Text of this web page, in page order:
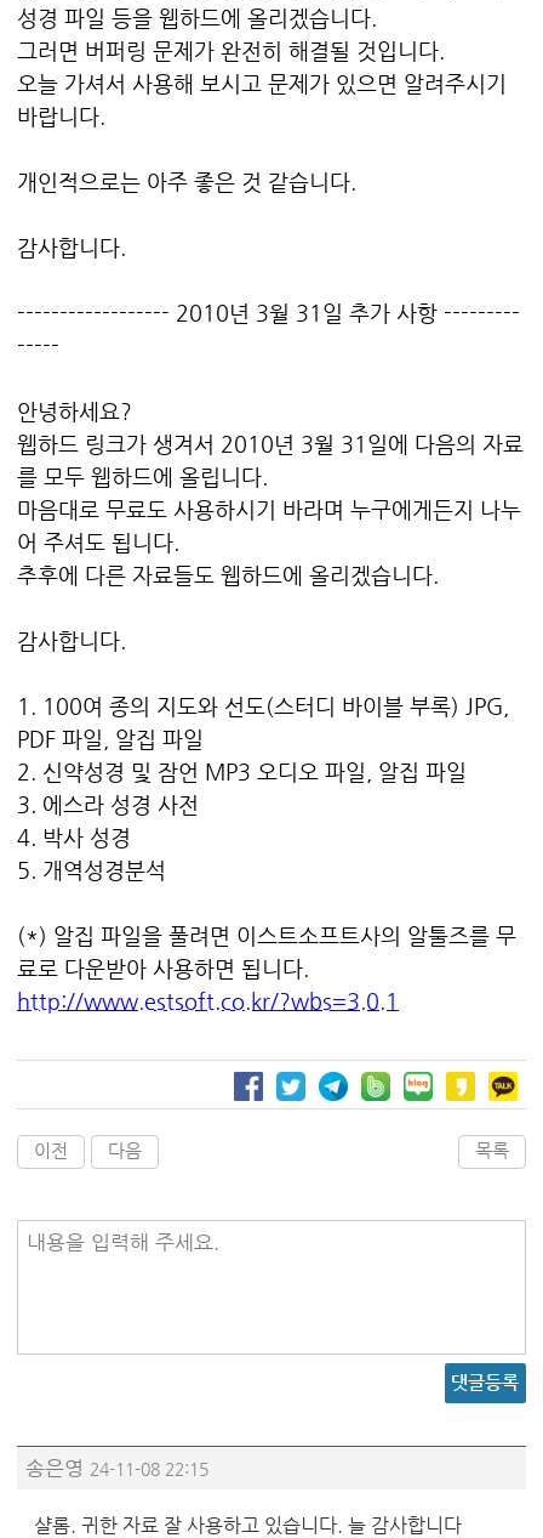
성경 파일 등을 웹하드에 올리겠습니다.
그러면 버퍼링 문제가 완전히 해결될 것입니다.
오늘 가셔서 사용해 보시고 문제가 있으면 알려주시기
바랍니다.
개인적으로는 아주 좋은 것 같습니다.
감사합니다.
------------------ 2010년 3월 31일 추가 사항 ---------
-----
안녕하세요?
웹하드 링크가 생겨서 2010년 3월 31일에 다음의 자료
를 모두 웹하드에 올립니다.
마음대로 무료도 사용하시기 바라며 누구에게든지 나누
어 주셔도 됩니다.
추후에 다른 자료들도 웹하드에 올리겠습니다.
감사합니다.
1. 100여 종의 지도와 선도(스터디 바이블 부록) JPG,
PDF 파일, 알집 파일
2. 신약성경 및 잠언 MP3 오디오 파일, 알집 파일
3. 에스라 성경 사전
4. 박사 성경
5. 개역성경분석
(*) 알집 파일을 풀려면 이스트소프트사의 알툴즈를 무
료로 다운받아 사용하면 됩니다.
http://www.estsoft.co.kr/?wbs=3.0.1
이전 다음 목록
내용을 입력해 주세요.
댓글등록
송은영 24-11-08 22:15
샬롬. 귀한 자료 잘 사용하고 있습니다. 늘 감사합니다